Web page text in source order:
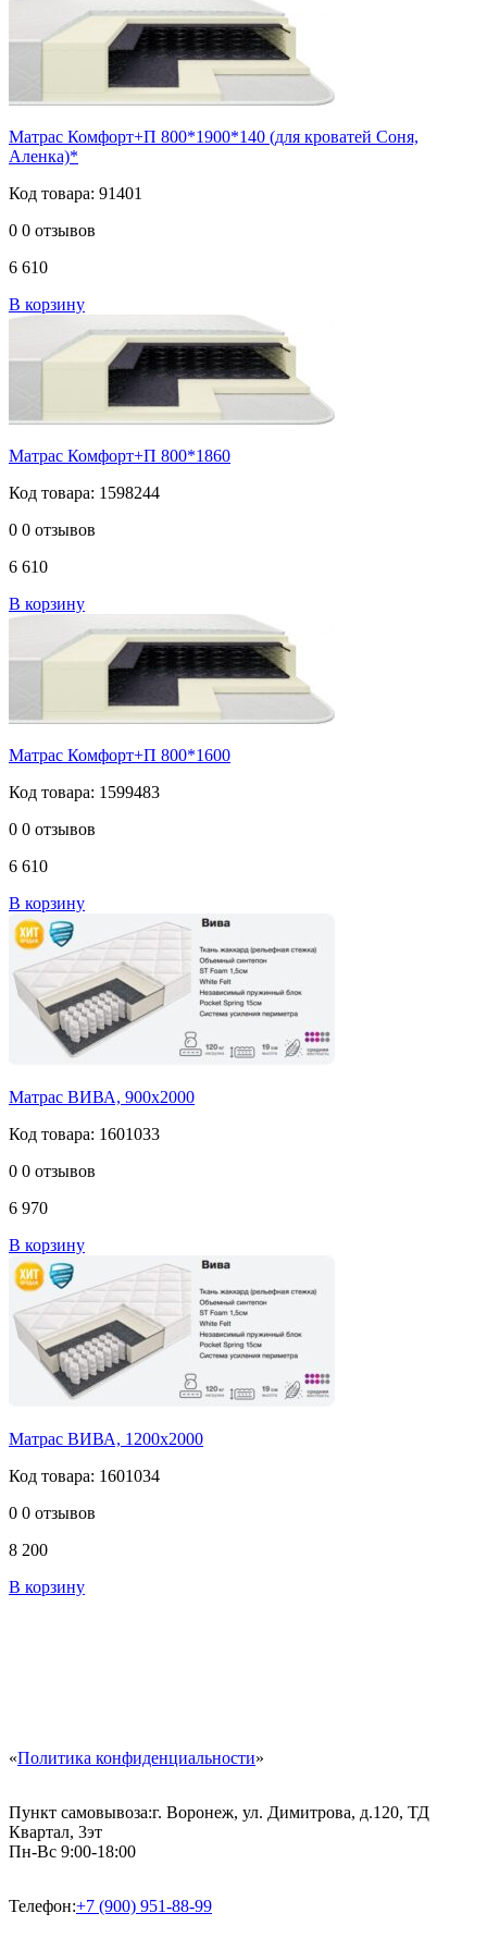
Матрас Комфорт+П 800*1900*140 (для кроватей Соня,
Аленка)*
Код товара: 91401
0 0 отзывов
6 610
В корзину
Матрас Комфорт+П 800*1860
Код товара: 1598244
0 0 отзывов
6 610
В корзину
Матрас Комфорт+П 800*1600
Код товара: 1599483
0 0 отзывов
6 610
В корзину
Матрас ВИВА, 900х2000
Код товара: 1601033
0 0 отзывов
6 970
В корзину
Матрас ВИВА, 1200х2000
Код товара: 1601034
0 0 отзывов
8 200
В корзину
«Политика конфиденциальности»
Пункт самовывоза:г. Воронеж, ул. Димитрова, д.120, ТД
Квартал, 3эт
Пн-Вс 9:00-18:00
Телефон:+7 (900) 951-88-99